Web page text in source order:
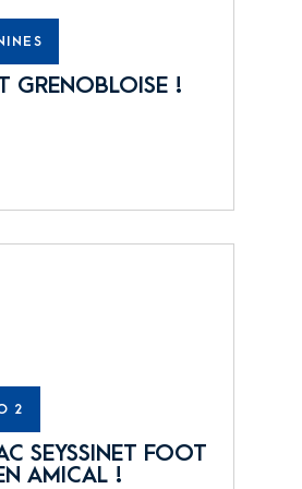
GRENOBLOISE !
2
SEYSSINET FOOT
AMICAL !